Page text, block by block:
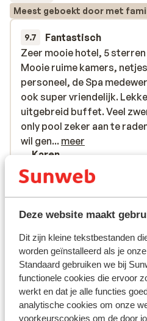
Deze website maakt
Dit zijn kleine tekstbestanden
worden geïnstalleerd als je
Standaard gebruiken we bij
functionele cookies die ervoor
werkt en dat je alle functies
analytische cookies om onze
voorkeurscookies om de door
Meest geboekt door met
9.7 Fantastisch
Zeer mooie hotel, 5
Mooie ruime kamers,
personeel, de Spa
ook super vriendelijk.
uitgebreid buffet. Veel
only pool zeker aan te
wil genieten
Zeer mooie hotel, 5
Mooie ruime kamers,
personeel, de Spa
ook super vriendelijk.
uitgebreid buffet. Veel
only pool zeker aan te
wil gen... meer
Karen
Alleenstaande ouder
Bekijk alle 18
Ligging
Bekijk